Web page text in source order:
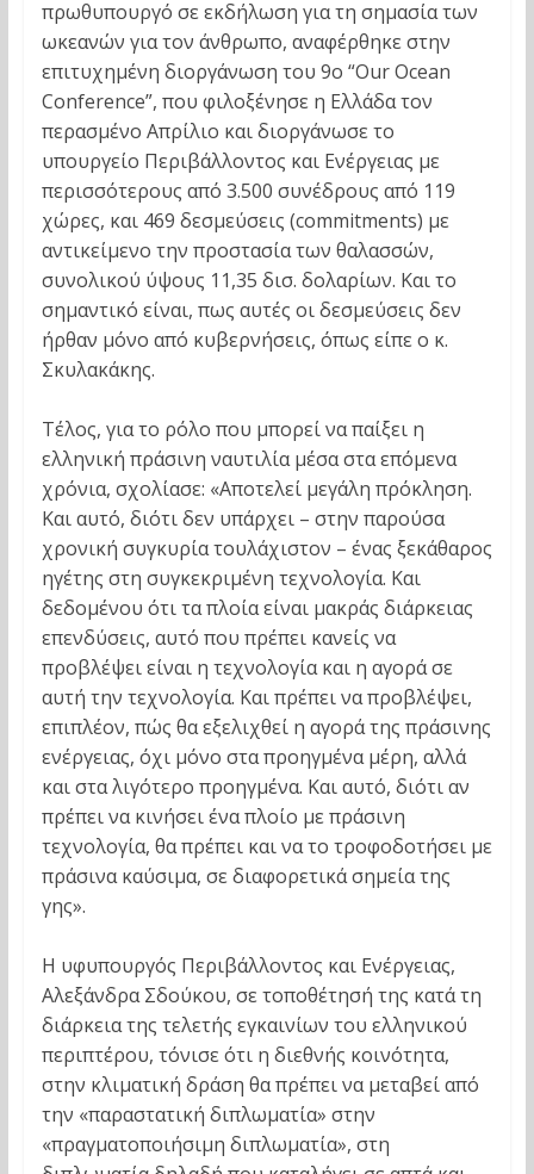
πρωθυπουργό σε εκδήλωση για τη σημασία των
ωκεανών για τον άνθρωπο, αναφέρθηκε στην
επιτυχημένη διοργάνωση του 9ο “Our Ocean
Conference”, που φιλοξένησε η Ελλάδα τον
περασμένο Απρίλιο και διοργάνωσε το
υπουργείο Περιβάλλοντος και Ενέργειας με
περισσότερους από 3.500 συνέδρους από 119
χώρες, και 469 δεσμεύσεις (commitments) με
αντικείμενο την προστασία των θαλασσών,
συνολικού ύψους 11,35 δισ. δολαρίων. Και το
σημαντικό είναι, πως αυτές οι δεσμεύσεις δεν
ήρθαν μόνο από κυβερνήσεις, όπως είπε ο κ.
Σκυλακάκης.
Τέλος, για το ρόλο που μπορεί να παίξει η
ελληνική πράσινη ναυτιλία μέσα στα επόμενα
χρόνια, σχολίασε: «Αποτελεί μεγάλη πρόκληση.
Και αυτό, διότι δεν υπάρχει – στην παρούσα
χρονική συγκυρία τουλάχιστον – ένας ξεκάθαρος
ηγέτης στη συγκεκριμένη τεχνολογία. Και
δεδομένου ότι τα πλοία είναι μακράς διάρκειας
επενδύσεις, αυτό που πρέπει κανείς να
προβλέψει είναι η τεχνολογία και η αγορά σε
αυτή την τεχνολογία. Και πρέπει να προβλέψει,
επιπλέον, πώς θα εξελιχθεί η αγορά της πράσινης
ενέργειας, όχι μόνο στα προηγμένα μέρη, αλλά
και στα λιγότερο προηγμένα. Και αυτό, διότι αν
πρέπει να κινήσει ένα πλοίο με πράσινη
τεχνολογία, θα πρέπει και να το τροφοδοτήσει με
πράσινα καύσιμα, σε διαφορετικά σημεία της
γης».
Η υφυπουργός Περιβάλλοντος και Ενέργειας,
Αλεξάνδρα Σδούκου, σε τοποθέτησή της κατά τη
διάρκεια της τελετής εγκαινίων του ελληνικού
περιπτέρου, τόνισε ότι η διεθνής κοινότητα,
στην κλιματική δράση θα πρέπει να μεταβεί από
την «παραστατική διπλωματία» στην
«πραγματοποιήσιμη διπλωματία», στη